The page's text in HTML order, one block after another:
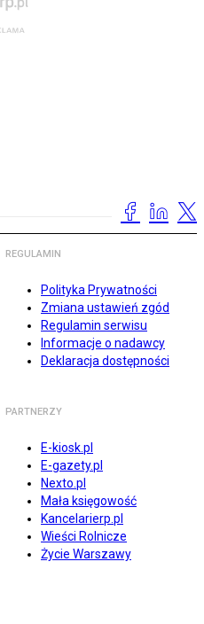
REGULAMIN
Polityka Prywatności
Zmiana ustawień zgód
Regulamin serwisu
Informacje o nadawcy
Deklaracja dostępności
PARTNERZY
E-kiosk.pl
E-gazety.pl
Nexto.pl
Mała księgowość
Kancelarierp.pl
Wieści Rolnicze
Życie Warszawy